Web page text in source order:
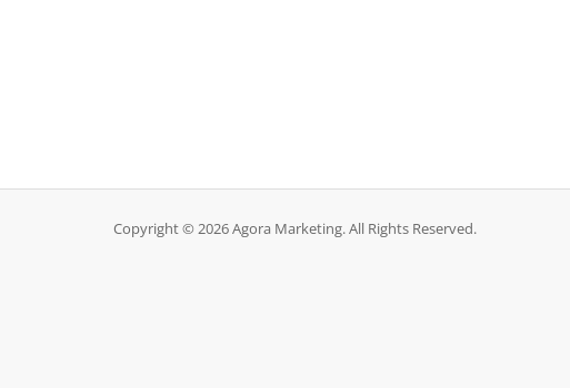
Copyright © 2026 Agora Marketing. All Rights Reserved.